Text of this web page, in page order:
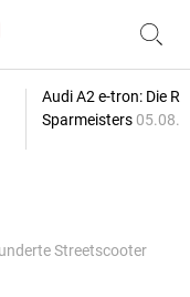
Audi A2 e-tron: Die
Sparmeisters
Streetscooter